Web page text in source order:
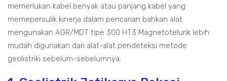
memerlukan kabel benyak atau panjang kabel yang
memepersulik kinerja dalam pencarian bahkan alat
mengunakan AGR/MDT tipe 300 HT3 Magnetotelurik lebih
mudah digunakan dari alat-alat pendeteksi metode
geolistriki sebelum-sebelumnya.